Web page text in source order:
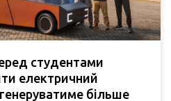
студентами
електричний
більше